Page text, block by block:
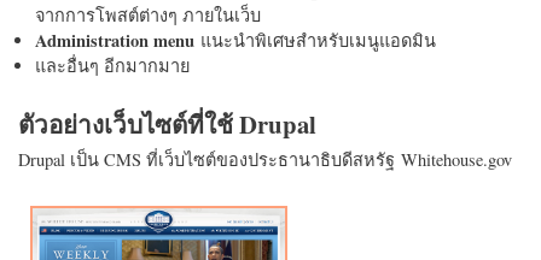
จากการโพสต์ต่างๆ ภายในเว็บ
Administration menu แนะนำพิเศษสำหรับเมนูแอดมิน
และอื่นๆ อีกมากมาย
ตัวอย่างเว็บไซต์ที่ใช้ Drupal
Drupal เป็น CMS ที่เว็บไซต์ของประธานาธิบดีสหรัฐ Whitehouse.gov